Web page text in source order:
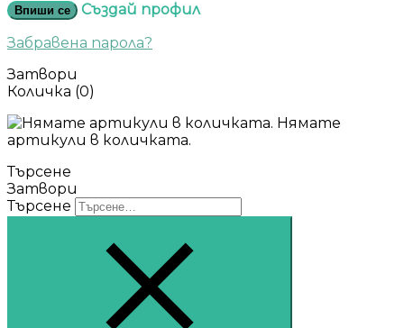
Впиши се
Създай профил
Забравена парола?
Затвори
Количка (0)
Нямате
артикули в количката.
Търсене
Затвори
Търсене